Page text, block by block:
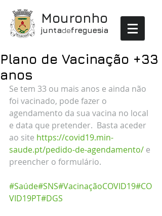
Mouronho
juntadefreguesia
Plano de Vacinação +33
anos
Se tem 33 ou mais anos e ainda não
foi vacinado, pode fazer o
agendamento da sua vacina no local
e data que pretender.  Basta aceder
ao site https://covid19.min-
saude.pt/pedido-de-agendamento/ e
preencher o formulário.
#Saúde#SNS#VacinaçãoCOVID19#CO
VID19PT#DGS